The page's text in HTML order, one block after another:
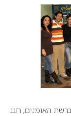
האומנים, חגג